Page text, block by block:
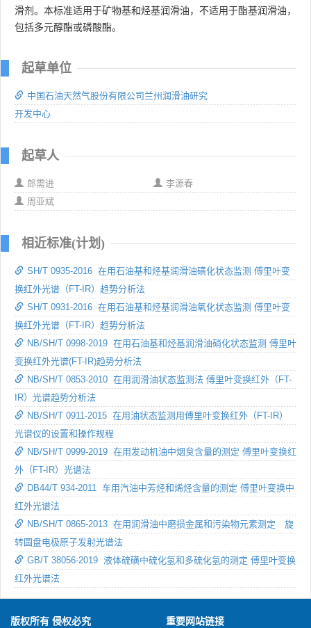
滑剂。本标准适用于矿物基和烃基润滑油，不适用于酯基润滑油，
包括多元醇酯或磷酸酯。
起草单位
中国石油天然气股份有限公司兰州润滑油研究
开发中心
起草人
郎需进
李源春
周亚斌
相近标准(计划)
SH/T 0935-2016 在用石油基和烃基润滑油磺化状态监测 傅里叶变
换红外光谱（FT-IR）趋势分析法
SH/T 0931-2016 在用石油基和烃基润滑油氧化状态监测 傅里叶变
换红外光谱（FT-IR）趋势分析法
NB/SH/T 0998-2019 在用石油基和烃基润滑油硝化状态监测 傅里叶
变换红外光谱(FT-IR)趋势分析法
NB/SH/T 0853-2010 在用润滑油状态监测法 傅里叶变换红外（FT-
IR）光谱趋势分析法
NB/SH/T 0911-2015 在用油状态监测用傅里叶变换红外（FT-IR）
光谱仪的设置和操作规程
NB/SH/T 0999-2019 在用发动机油中烟炱含量的测定 傅里叶变换红
外（FT-IR）光谱法
DB44/T 934-2011 车用汽油中芳烃和烯烃含量的测定 傅里叶变换中
红外光谱法
NB/SH/T 0865-2013 在用润滑油中磨损金属和污染物元素测定 旋
转圆盘电极原子发射光谱法
GB/T 38056-2019 液体硫磺中硫化氢和多硫化氢的测定 傅里叶变换
红外光谱法
版权所有 侵权必究 重要网站链接